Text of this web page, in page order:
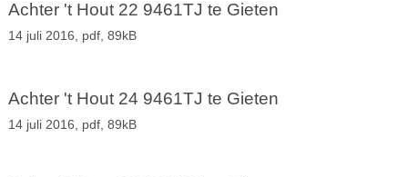
Achter 't Hout 22 9461TJ te Gieten
14 juli 2016, pdf, 89kB
Achter 't Hout 24 9461TJ te Gieten
14 juli 2016, pdf, 89kB